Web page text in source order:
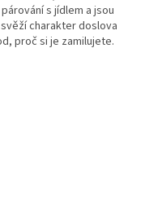
s jídlem a jsou
charakter doslova
proč si je zamilujete.